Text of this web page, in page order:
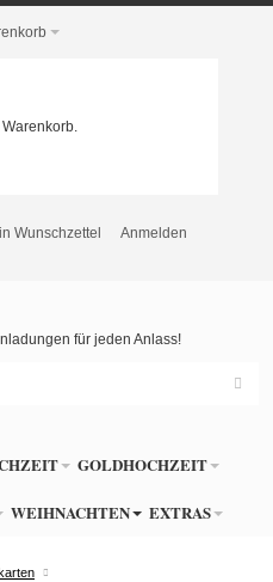
Wunschzettel Anmelden
GOLDHOCHZEIT
WEIHNACHTEN EXTRAS